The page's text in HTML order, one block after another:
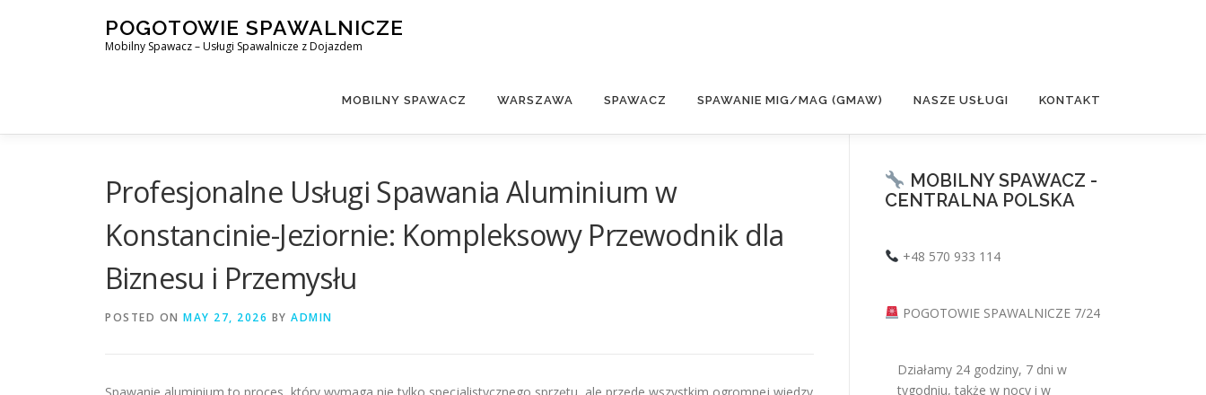
POGOTOWIE SPAWALNICZE
Mobilny Spawacz – Usługi Spawalnicze z Dojazdem
MOBILNY SPAWACZ WARSZAWA SPAWACZ SPAWANIE MIG/MAG (GMAW) NASZE USŁUGI KONTAKT
Profesjonalne Usługi Spawania Aluminium w
Konstancinie-Jeziornie: Kompleksowy Przewodnik dla
Biznesu i Przemysłu
POSTED ON MAY 27, 2026 BY ADMIN
MOBILNY SPAWACZ -
CENTRALNA POLSKA
+48 570 933 114
POGOTOWIE SPAWALNICZE 7/24
Działamy 24 godziny, 7 dni w
tygodniu, także w nocy i w